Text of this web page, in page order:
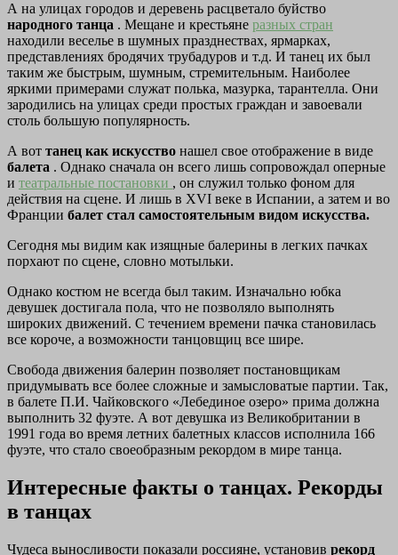
А на улицах городов и деревень расцветало буйство
народного танца . Мещане и крестьяне разных стран
находили веселье в шумных празднествах, ярмарках,
представлениях бродячих трубадуров и т.д. И танец их был
таким же быстрым, шумным, стремительным. Наиболее
яркими примерами служат полька, мазурка, тарантелла. Они
зародились на улицах среди простых граждан и завоевали
столь большую популярность.
А вот танец как искусство нашел свое отображение в виде
балета . Однако сначала он всего лишь сопровождал оперные
и театральные постановки , он служил только фоном для
действия на сцене. И лишь в ХVI веке в Испании, а затем и во
Франции балет стал самостоятельным видом искусства.
Сегодня мы видим как изящные балерины в легких пачках
порхают по сцене, словно мотыльки.
Однако костюм не всегда был таким. Изначально юбка
девушек достигала пола, что не позволяло выполнять
широких движений. С течением времени пачка становилась
все короче, а возможности танцовщиц все шире.
Свобода движения балерин позволяет постановщикам
придумывать все более сложные и замысловатые партии. Так,
в балете П.И. Чайковского «Лебединое озеро» прима должна
выполнить 32 фуэте. А вот девушка из Великобритании в
1991 года во время летних балетных классов исполнила 166
фуэте, что стало своеобразным рекордом в мире танца.
Интересные факты о танцах. Рекорды
в танцах
Чудеса выносливости показали россияне, установив рекорд